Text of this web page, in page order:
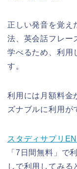
正しい発音を覚え
法、英会話フレー
学べるため、利用
す。
利用には月額料金
ズナブルに利用が
スタディサプリ
「7日間無料」で
しで利用してみる